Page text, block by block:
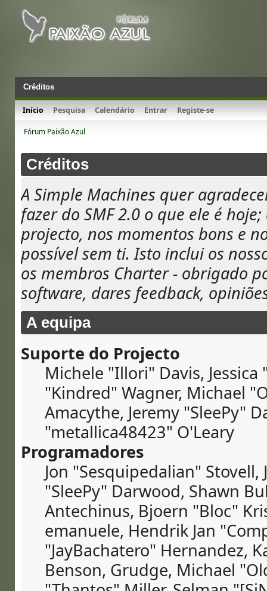
Créditos
Início Pesquisa Calendário Entrar Registe-se
Fórum Paixão Azul
Créditos
A Simple Machines quer
fazer do SMF 2.0 o que ele é
projecto, nos momentos bons e
possível sem ti. Isto inclui os
os membros Charter - obrigado
software, dares feedback,
A equipa
Suporte do Projecto
Michele "Illori" Davis, Jessica
"Kindred" Wagner, Michael
Amacythe, Jeremy "SleePy"
"metallica48423" O'Leary
Programadores
Jon "Sesquipedalian" Stovell,
"SleePy" Darwood, Shawn
Antechinus, Bjoern "Bloc"
emanuele, Hendrik Jan
"JayBachatero" Hernandez,
Benson, Grudge, Michael